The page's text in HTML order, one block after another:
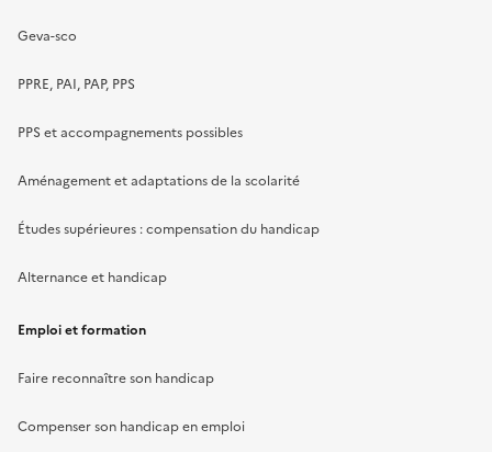
Geva-sco
PPRE, PAI, PAP, PPS
PPS et accompagnements possibles
Aménagement et adaptations de la scolarité
Études supérieures : compensation du handicap
Alternance et handicap
Emploi et formation
Faire reconnaître son handicap
Compenser son handicap en emploi